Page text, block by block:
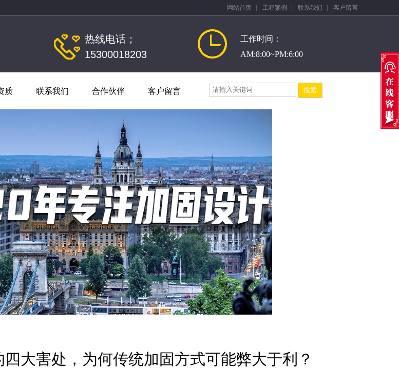
网站首页 工程案例 联系我们 客户留言
热线电话；
15300018203
工作时间：
AM:8:00~PM:6:00
质 联系我们 合作伙伴 客户留言
大害处，为何传统加固方式可能弊大于利？